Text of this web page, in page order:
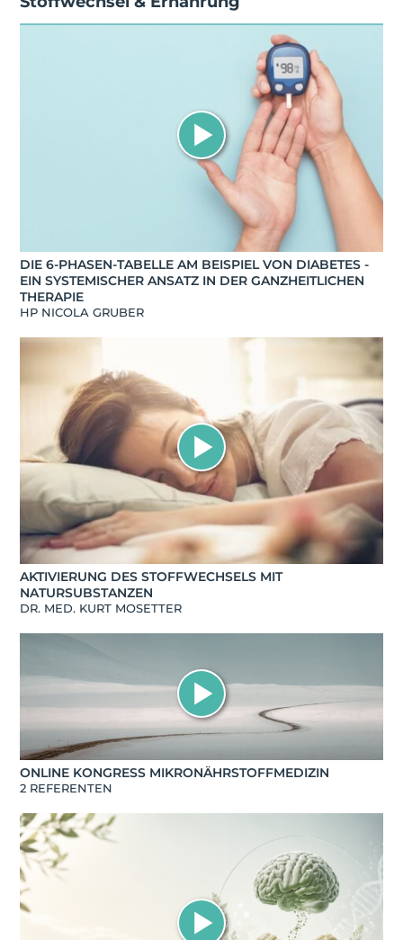
DIE 6-PHASEN-TABELLE AM BEISPIEL VON DIABETES -
EIN SYSTEMISCHER ANSATZ IN DER GANZHEITLICHEN
THERAPIE
HP NICOLA GRUBER
AKTIVIERUNG DES STOFFWECHSELS MIT
NATURSUBSTANZEN
DR. MED. KURT MOSETTER
ONLINE KONGRESS MIKRONÄHRSTOFFMEDIZIN
2 REFERENTEN